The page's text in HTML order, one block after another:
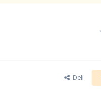
Deli